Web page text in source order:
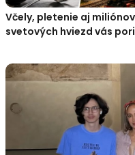
Včely, pletenie aj
svetových hviezd vás